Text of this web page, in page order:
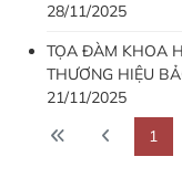
28/11/2025
TỌA ĐÀM KHOA
THƯƠNG HIỆU
21/11/2025
1